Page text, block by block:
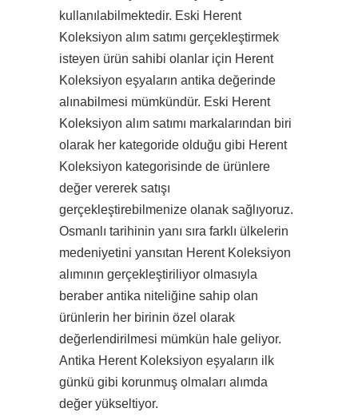
kullanılabilmektedir. Eski Herent
Koleksiyon alım satımı gerçekleştirmek
isteyen ürün sahibi olanlar için Herent
Koleksiyon eşyaların antika değerinde
alınabilmesi mümkündür. Eski Herent
Koleksiyon alım satımı markalarından biri
olarak her kategoride olduğu gibi Herent
Koleksiyon kategorisinde de ürünlere
değer vererek satışı
gerçekleştirebilmenize olanak sağlıyoruz.
Osmanlı tarihinin yanı sıra farklı ülkelerin
medeniyetini yansıtan Herent Koleksiyon
alımının gerçekleştiriliyor olmasıyla
beraber antika niteliğine sahip olan
ürünlerin her birinin özel olarak
değerlendirilmesi mümkün hale geliyor.
Antika Herent Koleksiyon eşyaların ilk
günkü gibi korunmuş olmaları alımda
değer yükseltiyor.